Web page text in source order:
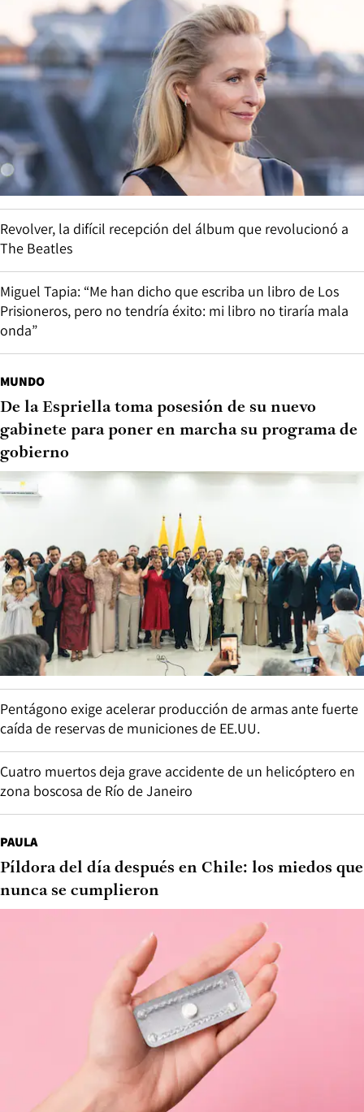
Revolver, la difícil recepción del álbum que revolucionó a
The Beatles
Miguel Tapia: “Me han dicho que escriba un libro de Los
Prisioneros, pero no tendría éxito: mi libro no tiraría mala
onda”
MUNDO
De la Espriella toma posesión de su nuevo
gabinete para poner en marcha su programa de
gobierno
Pentágono exige acelerar producción de armas ante fuerte
caída de reservas de municiones de EE.UU.
Cuatro muertos deja grave accidente de un helicóptero en
zona boscosa de Río de Janeiro
PAULA
Píldora del día después en Chile: los miedos que
nunca se cumplieron